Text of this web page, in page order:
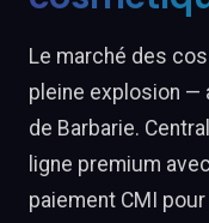
Le marché des
pleine explosion —
de Barbarie.
ligne premium
paiement CMI